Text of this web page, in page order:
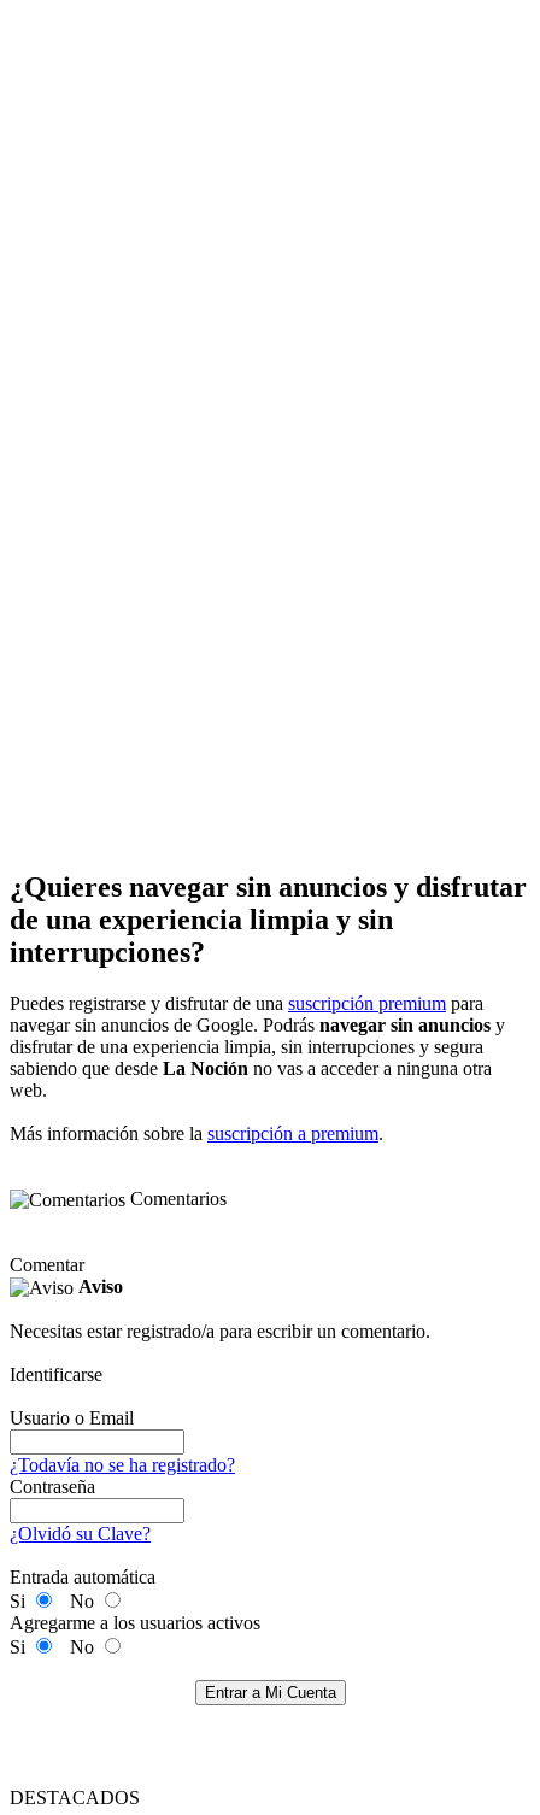
¿Quieres navegar sin anuncios y disfrutar
de una experiencia limpia y sin
interrupciones?
Puedes registrarse y disfrutar de una suscripción premium para
navegar sin anuncios de Google. Podrás navegar sin anuncios y
disfrutar de una experiencia limpia, sin interrupciones y segura
sabiendo que desde La Noción no vas a acceder a ninguna otra
web.
Más información sobre la suscripción a premium.
Comentarios
Comentar
Aviso
Necesitas estar registrado/a para escribir un comentario.
Identificarse
Usuario o Email
¿Todavía no se ha registrado?
Contraseña
¿Olvidó su Clave?
Entrada automática
Si
No
Agregarme a los usuarios activos
Si
No
Entrar a Mi Cuenta
DESTACADOS